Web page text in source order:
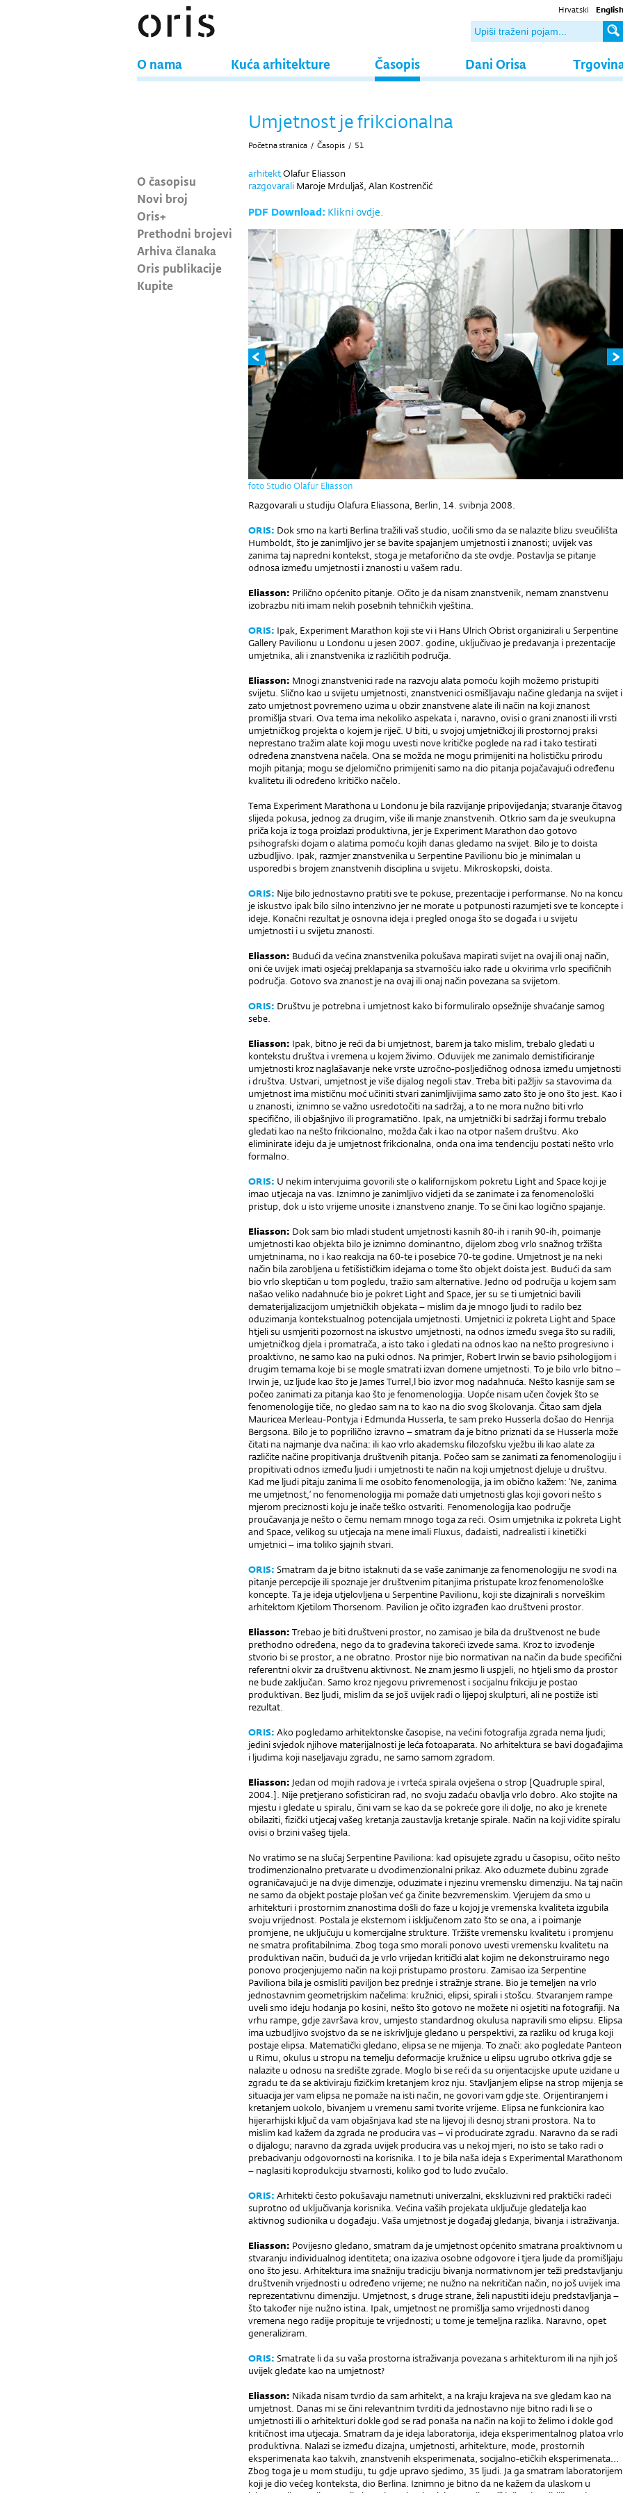
Hrvatski English
O nama Kuća arhitekture Časopis Dani Orisa
O časopisu
Novi broj
Oris+
Prethodni brojevi
Arhiva članaka
Oris publikacije
Kupite
Umjetnost je frikcionalna
Početna stranica / Časopis / 51
arhitektOlafur Eliasson
razgovarali Maroje Mrduljaš, Alan Kostrenčić
PDF Download: Klikni ovdje.
foto Studio Olafur Eliasson
Razgovarali u studiju Olafura Eliassona, Berlin, 14. svibnja 2008.
ORIS: Dok smo na karti Berlina tražili vaš studio, uočili smo da se nalazite blizu sveučilišta
Humboldt, što je zanimljivo jer se bavite spajanjem umjetnosti i znanosti; uvijek vas
zanima taj napredni kontekst, stoga je metaforično da ste ovdje. Postavlja se pitanje
odnosa između umjetnosti i znanosti u vašem radu.
Eliasson: Prilično općenito pitanje. Očito je da nisam znanstvenik, nemam znanstvenu
izobrazbu niti imam nekih posebnih tehničkih vještina.
ORIS: Ipak, Experiment Marathon koji ste vi i Hans Ulrich Obrist organizirali u Serpentine
Gallery Pavilionu u Londonu u jesen 2007. godine, uključivao je predavanja i prezentacije
umjetnika, ali i znanstvenika iz različitih područja.
Eliasson: Mnogi znanstvenici rade na razvoju alata pomoću kojih možemo pristupiti
svijetu. Slično kao u svijetu umjetnosti, znanstvenici osmišljavaju načine gledanja na svijet i
zato umjetnost povremeno uzima u obzir znanstvene alate ili način na koji znanost
promišlja stvari. Ova tema ima nekoliko aspekata i, naravno, ovisi o grani znanosti ili vrsti
umjetničkog projekta o kojem je riječ. U biti, u svojoj umjetničkoj ili prostornoj praksi
neprestano tražim alate koji mogu uvesti nove kritičke poglede na rad i tako testirati
određena znanstvena načela. Ona se možda ne mogu primijeniti na holističku prirodu
mojih pitanja; mogu se djelomično primijeniti samo na dio pitanja pojačavajući određenu
kvalitetu ili određeno kritičko načelo.
Tema Experiment Marathona u Londonu je bila razvijanje pripovijedanja; stvaranje čitavog
slijeda pokusa, jednog za drugim, više ili manje znanstvenih. Otkrio sam da je sveukupna
priča koja iz toga proizlazi produktivna, jer je Experiment Marathon dao gotovo
psihografski dojam o alatima pomoću kojih danas gledamo na svijet. Bilo je to doista
uzbudljivo. Ipak, razmjer znanstvenika u Serpentine Pavilionu bio je minimalan u
usporedbi s brojem znanstvenih disciplina u svijetu. Mikroskopski, doista.
ORIS: Nije bilo jednostavno pratiti sve te pokuse, prezentacije i performanse. No na koncu
je iskustvo ipak bilo silno intenzivno jer ne morate u potpunosti razumjeti sve te koncepte i
ideje. Konačni rezultat je osnovna ideja i pregled onoga što se događa i u svijetu
umjetnosti i u svijetu znanosti.
Eliasson: Budući da većina znanstvenika pokušava mapirati svijet na ovaj ili onaj način,
oni će uvijek imati osjećaj preklapanja sa stvarnošću iako rade u okvirima vrlo specifičnih
područja. Gotovo sva znanost je na ovaj ili onaj način povezana sa svijetom.
ORIS: Društvu je potrebna i umjetnost kako bi formuliralo opsežnije shvaćanje samog
sebe.
Eliasson: Ipak, bitno je reći da bi umjetnost, barem ja tako mislim, trebalo gledati u
kontekstu društva i vremena u kojem živimo. Oduvijek me zanimalo demistificiranje
umjetnosti kroz naglašavanje neke vrste uzročno-posljedičnog odnosa između umjetnosti
i društva. Ustvari, umjetnost je više dijalog negoli stav. Treba biti pažljiv sa stavovima da
umjetnost ima mističnu moć učiniti stvari zanimljivijima samo zato što je ono što jest. Kao i
u znanosti, iznimno se važno usredotočiti na sadržaj, a to ne mora nužno biti vrlo
specifično, ili objašnjivo ili programatično. Ipak, na umjetnički bi sadržaj i formu trebalo
gledati kao na nešto frikcionalno, možda čak i kao na otpor našem društvu. Ako
eliminirate ideju da je umjetnost frikcionalna, onda ona ima tendenciju postati nešto vrlo
formalno.
ORIS: U nekim intervjuima govorili ste o kalifornijskom pokretu Light and Space koji je
imao utjecaja na vas. Iznimno je zanimljivo vidjeti da se zanimate i za fenomenološki
pristup, dok u isto vrijeme unosite i znanstveno znanje. To se čini kao logično spajanje.
Eliasson: Dok sam bio mladi student umjetnosti kasnih 80-ih i ranih 90-ih, poimanje
umjetnosti kao objekta bilo je iznimno dominantno, dijelom zbog vrlo snažnog tržišta
umjetninama, no i kao reakcija na 60-te i posebice 70-te godine. Umjetnost je na neki
način bila zarobljena u fetišističkim idejama o tome što objekt doista jest. Budući da sam
bio vrlo skeptičan u tom pogledu, tražio sam alternative. Jedno od područja u kojem sam
našao veliko nadahnuće bio je pokret Light and Space, jer su se ti umjetnici bavili
dematerijalizacijom umjetničkih objekata – mislim da je mnogo ljudi to radilo bez
oduzimanja kontekstualnog potencijala umjetnosti. Umjetnici iz pokreta Light and Space
htjeli su usmjeriti pozornost na iskustvo umjetnosti, na odnos između svega što su radili,
umjetničkog djela i promatrača, a isto tako i gledati na odnos kao na nešto progresivno i
proaktivno, ne samo kao na puki odnos. Na primjer, Robert Irwin se bavio psihologijom i
drugim temama koje bi se mogle smatrati izvan domene umjetnosti. To je bilo vrlo bitno –
Irwin je, uz ljude kao što je James Turrel,l bio izvor mog nadahnuća. Nešto kasnije sam se
počeo zanimati za pitanja kao što je fenomenologija. Uopće nisam učen čovjek što se
fenomenologije tiče, no gledao sam na to kao na dio svog školovanja. Čitao sam djela
Mauricea Merleau-Pontyja i Edmunda Husserla, te sam preko Husserla došao do Henrija
Bergsona. Bilo je to poprilično izravno – smatram da je bitno priznati da se Husserla može
čitati na najmanje dva načina: ili kao vrlo akademsku filozofsku vježbu ili kao alate za
različite načine propitivanja društvenih pitanja. Počeo sam se zanimati za fenomenologiju i
propitivati odnos između ljudi i umjetnosti te način na koji umjetnost djeluje u društvu.
Kad me ljudi pitaju zanima li me osobito fenomenologija, ja im obično kažem: ‘Ne, zanima
me umjetnost,’ no fenomenologija mi pomaže dati umjetnosti glas koji govori nešto s
mjerom preciznosti koju je inače teško ostvariti. Fenomenologija kao područje
proučavanja je nešto o čemu nemam mnogo toga za reći. Osim umjetnika iz pokreta Light
and Space, velikog su utjecaja na mene imali Fluxus, dadaisti, nadrealisti i kinetički
umjetnici – ima toliko sjajnih stvari.
ORIS: Smatram da je bitno istaknuti da se vaše zanimanje za fenomenologiju ne svodi na
pitanje percepcije ili spoznaje jer društvenim pitanjima pristupate kroz fenomenološke
koncepte. Ta je ideja utjelovljena u Serpentine Pavilionu, koji ste dizajnirali s norveškim
arhitektom Kjetilom Thorsenom. Pavilion je očito izgrađen kao društveni prostor.
Eliasson: Trebao je biti društveni prostor, no zamisao je bila da društvenost ne bude
prethodno određena, nego da to građevina takoreći izvede sama. Kroz to izvođenje
stvorio bi se prostor, a ne obratno. Prostor nije bio normativan na način da bude specifični
referentni okvir za društvenu aktivnost. Ne znam jesmo li uspjeli, no htjeli smo da prostor
ne bude zaključan. Samo kroz njegovu privremenost i socijalnu frikciju je postao
produktivan. Bez ljudi, mislim da se još uvijek radi o lijepoj skulpturi, ali ne postiže isti
rezultat.
ORIS: Ako pogledamo arhitektonske časopise, na većini fotografija zgrada nema ljudi;
jedini svjedok njihove materijalnosti je leća fotoaparata. No arhitektura se bavi događajima
i ljudima koji naseljavaju zgradu, ne samo samom zgradom.
Eliasson: Jedan od mojih radova je i vrteća spirala ovješena o strop [Quadruple spiral,
2004.]. Nije pretjerano sofisticiran rad, no svoju zadaću obavlja vrlo dobro. Ako stojite na
mjestu i gledate u spiralu, čini vam se kao da se pokreće gore ili dolje, no ako je krenete
obilaziti, fizički utjecaj vašeg kretanja zaustavlja kretanje spirale. Način na koji vidite spiralu
ovisi o brzini vašeg tijela.
No vratimo se na slučaj Serpentine Paviliona: kad opisujete zgradu u časopisu, očito nešto
trodimenzionalno pretvarate u dvodimenzionalni prikaz. Ako oduzmete dubinu zgrade
ograničavajući je na dvije dimenzije, oduzimate i njezinu vremensku dimenziju. Na taj način
ne samo da objekt postaje plošan već ga činite bezvremenskim. Vjerujem da smo u
arhitekturi i prostornim znanostima došli do faze u kojoj je vremenska kvaliteta izgubila
svoju vrijednost. Postala je eksternom i isključenom zato što se ona, a i poimanje
promjene, ne uključuju u komercijalne strukture. Tržište vremensku kvalitetu i promjenu
ne smatra profitabilnima. Zbog toga smo morali ponovo uvesti vremensku kvalitetu na
produktivan način, budući da je vrlo vrijedan kritički alat kojim ne dekonstruiramo nego
ponovo procjenjujemo način na koji pristupamo prostoru. Zamisao iza Serpentine
Paviliona bila je osmisliti paviljon bez prednje i stražnje strane. Bio je temeljen na vrlo
jednostavnim geometrijskim načelima: kružnici, elipsi, spirali i stošcu. Stvaranjem rampe
uveli smo ideju hodanja po kosini, nešto što gotovo ne možete ni osjetiti na fotografiji. Na
vrhu rampe, gdje završava krov, umjesto standardnog okulusa napravili smo elipsu. Elipsa
ima uzbudljivo svojstvo da se ne iskrivljuje gledano u perspektivi, za razliku od kruga koji
postaje elipsa. Matematički gledano, elipsa se ne mijenja. To znači: ako pogledate Panteon
u Rimu, okulus u stropu na temelju deformacije kružnice u elipsu ugrubo otkriva gdje se
nalazite u odnosu na središte zgrade. Moglo bi se reći da su orijentacijske upute uzidane u
zgradu te da se aktiviraju fizičkim kretanjem kroz nju. Stavljanjem elipse na strop mijenja se
situacija jer vam elipsa ne pomaže na isti način, ne govori vam gdje ste. Orijentiranjem i
kretanjem uokolo, bivanjem u vremenu sami tvorite vrijeme. Elipsa ne funkcionira kao
hijerarhijski ključ da vam objašnjava kad ste na lijevoj ili desnoj strani prostora. Na to
mislim kad kažem da zgrada ne producira vas – vi producirate zgradu. Naravno da se radi
o dijalogu; naravno da zgrada uvijek producira vas u nekoj mjeri, no isto se tako radi o
prebacivanju odgovornosti na korisnika. I to je bila naša ideja s Experimental Marathonom
– naglasiti koprodukciju stvarnosti, koliko god to ludo zvučalo.
ORIS: Arhitekti često pokušavaju nametnuti univerzalni, ekskluzivni red praktički radeći
suprotno od uključivanja korisnika. Većina vaših projekata uključuje gledatelja kao
aktivnog sudionika u događaju. Vaša umjetnost je događaj gledanja, bivanja i istraživanja.
Eliasson: Povijesno gledano, smatram da je umjetnost općenito smatrana proaktivnom u
stvaranju individualnog identiteta; ona izaziva osobne odgovore i tjera ljude da promišljaju
ono što jesu. Arhitektura ima snažniju tradiciju bivanja normativnom jer teži predstavljanju
društvenih vrijednosti u određeno vrijeme; ne nužno na nekritičan način, no još uvijek ima
reprezentativnu dimenziju. Umjetnost, s druge strane, želi napustiti ideju predstavljanja –
što također nije nužno istina. Ipak, umjetnost ne promišlja samo vrijednosti danog
vremena nego radije propituje te vrijednosti; u tome je temeljna razlika. Naravno, opet
generaliziram.
ORIS: Smatrate li da su vaša prostorna istraživanja povezana s arhitekturom ili na njih još
uvijek gledate kao na umjetnost?
Eliasson: Nikada nisam tvrdio da sam arhitekt, a na kraju krajeva na sve gledam kao na
umjetnost. Danas mi se čini relevantnim tvrditi da jednostavno nije bitno radi li se o
umjetnosti ili o arhitekturi dokle god se rad ponaša na način na koji to želimo i dokle god
kritičnost ima utjecaja. Smatram da je ideja laboratorija, ideja eksperimentalnog platoa vrlo
produktivna. Nalazi se između dizajna, umjetnosti, arhitekture, mode, prostornih
eksperimenata kao takvih, znanstvenih eksperimenata, socijalno-etičkih eksperimenata...
Zbog toga je u mom studiju, tu gdje upravo sjedimo, 35 ljudi. Ja ga smatram laboratorijem
koji je dio većeg konteksta, dio Berlina. Iznimno je bitno da ne kažem da ulaskom u